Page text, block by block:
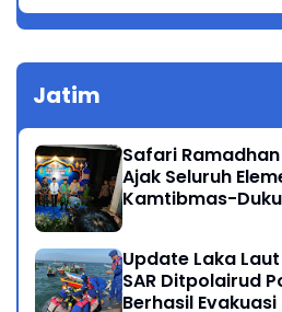
Jatim
Safari
Ajak Seluruh
Kamtibmas-
Update Laka
SAR Ditpolairud
Berhasil